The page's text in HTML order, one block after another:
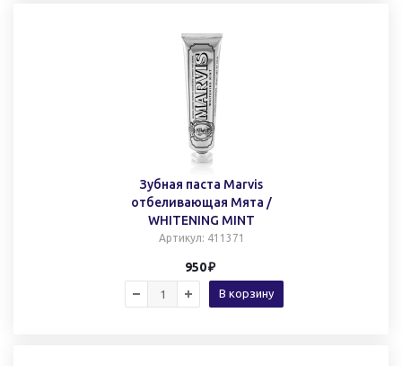
Зубная паста Marvis
отбеливающая Мята /
WHITENING MINT
Артикул: 411371
950
В корзину